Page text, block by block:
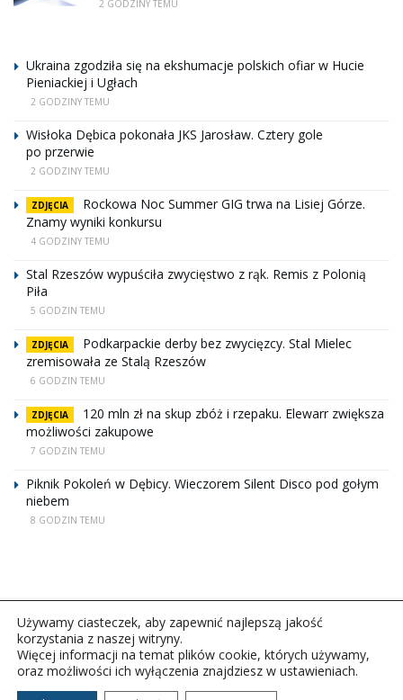
2 GODZINY TEMU
Ukraina zgodziła się na ekshumacje polskich ofiar w Hucie
Pieniackiej i Ugłach
2 GODZINY TEMU
Wisłoka Dębica pokonała JKS Jarosław. Cztery gole
po przerwie
2 GODZINY TEMU
ZDJĘCIA
Rockowa Noc Summer GIG trwa na Lisiej Górze.
Znamy wyniki konkursu
4 GODZINY TEMU
Stal Rzeszów wypuściła zwycięstwo z rąk. Remis z Polonią
Piła
5 GODZIN TEMU
ZDJĘCIA
Podkarpackie derby bez zwycięzcy. Stal Mielec
zremisowała ze Stalą Rzeszów
6 GODZIN TEMU
ZDJĘCIA
120 mln zł na skup zbóż i rzepaku. Elewarr zwiększa
możliwości zakupowe
7 GODZIN TEMU
Piknik Pokoleń w Dębicy. Wieczorem Silent Disco pod gołym
niebem
8 GODZIN TEMU
Copyright © 2026Polskie Radio Rzeszów S.A. w likwidacj.
Używamy ciasteczek, aby zapewnić najlepszą jakość
korzystania z naszej witryny.
Więcej informacji na temat plików cookie, których używamy,
oraz możliwości ich wyłączenia znajdziesz w ustawieniach.